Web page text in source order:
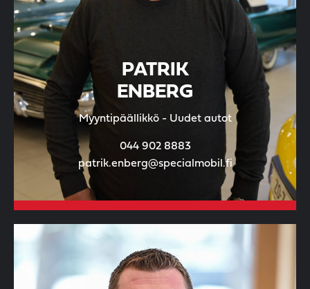
PATRIK
ENBERG
Myyntipäällikkö - Uudet autot
044 902 8883
patrik.enberg@specialmobil.fi